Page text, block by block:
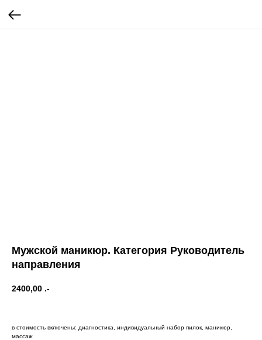
Мужской маникюр. Категория Руководитель
направления
2400,00 .-
в стоимость включены: диагностика, индивидуальный набор пилок, маникюр,
массаж